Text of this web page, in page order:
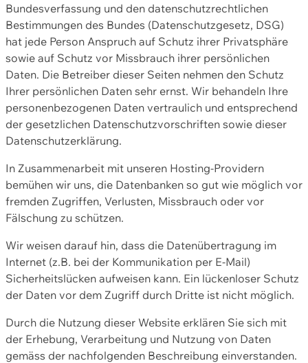
Bundesverfassung und den datenschutzrechtlichen
Bestimmungen des Bundes (Datenschutzgesetz, DSG)
hat jede Person Anspruch auf Schutz ihrer Privatsphäre
sowie auf Schutz vor Missbrauch ihrer persönlichen
Daten. Die Betreiber dieser Seiten nehmen den Schutz
Ihrer persönlichen Daten sehr ernst. Wir behandeln Ihre
personenbezogenen Daten vertraulich und entsprechend
der gesetzlichen Datenschutzvorschriften sowie dieser
Datenschutzerklärung.
In Zusammenarbeit mit unseren Hosting-Providern
bemühen wir uns, die Datenbanken so gut wie möglich vor
fremden Zugriffen, Verlusten, Missbrauch oder vor
Fälschung zu schützen.
Wir weisen darauf hin, dass die Datenübertragung im
Internet (z.B. bei der Kommunikation per E-Mail)
Sicherheitslücken aufweisen kann. Ein lückenloser Schutz
der Daten vor dem Zugriff durch Dritte ist nicht möglich.
Durch die Nutzung dieser Website erklären Sie sich mit
der Erhebung, Verarbeitung und Nutzung von Daten
gemäss der nachfolgenden Beschreibung einverstanden.